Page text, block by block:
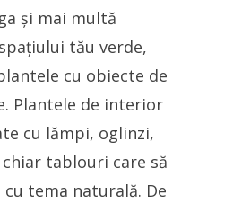
și mai multă
tău verde,
cu obiecte de
Plantele de interior
cu lămpi, oglinzi,
tablouri care să
tema naturală. De